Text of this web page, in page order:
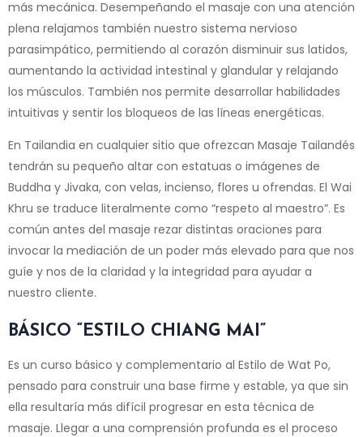
más mecánica. Desempeñando el masaje con una atención
plena relajamos también nuestro sistema nervioso
parasimpático, permitiendo al corazón disminuir sus latidos,
aumentando la actividad intestinal y glandular y relajando
los músculos. También nos permite desarrollar habilidades
intuitivas y sentir los bloqueos de las líneas energéticas.
En Tailandia en cualquier sitio que ofrezcan Masaje Tailandés
tendrán su pequeño altar con estatuas o imágenes de
Buddha y Jivaka, con velas, incienso, flores u ofrendas. El Wai
Khru se traduce literalmente como “respeto al maestro”. Es
común antes del masaje rezar distintas oraciones para
invocar la mediación de un poder más elevado para que nos
guíe y nos de la claridad y la integridad para ayudar a
nuestro cliente.
BÁSICO “ESTILO CHIANG MAI”
Es un curso básico y complementario al Estilo de Wat Po,
pensado para construir una base firme y estable, ya que sin
ella resultaría más difícil progresar en esta técnica de
masaje. Llegar a una comprensión profunda es el proceso